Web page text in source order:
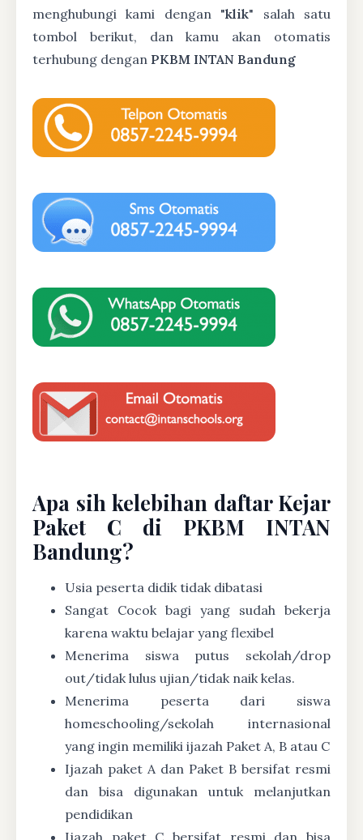
menghubungi kami dengan "klik" salah satu
tombol berikut, dan kamu akan otomatis
terhubung dengan PKBM INTAN Bandung
Apa sih kelebihan daftar Kejar
Paket C di PKBM INTAN
Bandung?
Usia peserta didik tidak dibatasi
Sangat Cocok bagi yang sudah bekerja
karena waktu belajar yang flexibel
Menerima siswa putus sekolah/drop
out/tidak lulus ujian/tidak naik kelas.
Menerima peserta dari siswa
homeschooling/sekolah internasional
yang ingin memiliki ijazah Paket A, B atau C
Ijazah paket A dan Paket B bersifat resmi
dan bisa digunakan untuk melanjutkan
pendidikan
Ijazah paket C bersifat resmi dan bisa